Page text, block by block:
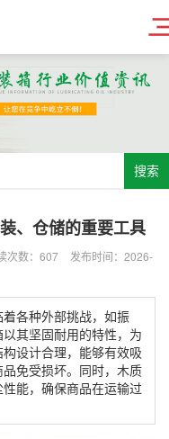
搜索
、仓储的重要工具
次数： 607
发布时间：2026-
各种外部挑战，如振
其坚固耐用的特性，为
设计合理，能够有效吸
免受损坏。同时，木质
能，确保商品在运输过